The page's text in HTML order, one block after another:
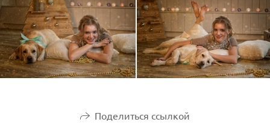
Поделиться ссылкой